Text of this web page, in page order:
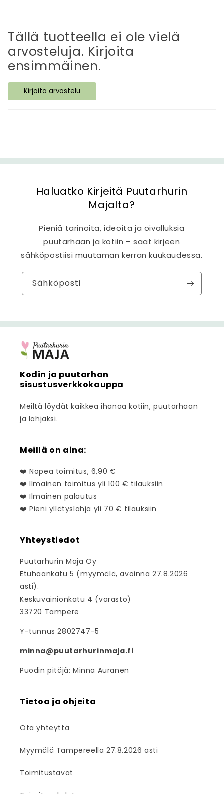
t
ä
v
ä
s
i
ö
Tällä tuotteella ei ole vielä
arvosteluja. Kirjoita
ensimmäinen.
Kirjoita arvostelu
Haluatko Kirjeitä Puutarhurin
Majalta?
Pieniä tarinoita, ideoita ja oivalluksia
puutarhaan ja kotiin – saat kirjeen
sähköpostiisi muutaman kerran kuukaudessa.
Sähköposti
Kodin ja puutarhan
sisustusverkkokauppa
Meiltä löydät kaikkea ihanaa kotiin, puutarhaan
ja lahjaksi.
Meillä on aina:
❤️ Nopea toimitus, 6,90 €
❤️ Ilmainen toimitus yli 100 € tilauksiin
❤️ Ilmainen palautus
❤️ Pieni yllätyslahja yli 70 € tilauksiin
Yhteystiedot
Puutarhurin Maja Oy
Etuhaankatu 5 (myymälä, avoinna 27.8.2026
asti).
Keskuvainionkatu 4 (varasto)
33720 Tampere
Y-tunnus 2802747-5
minna@puutarhurinmaja.fi
Puodin pitäjä: Minna Auranen
Tietoa ja ohjeita
Ota yhteyttä
Myymälä Tampereella 27.8.2026 asti
Toimitustavat